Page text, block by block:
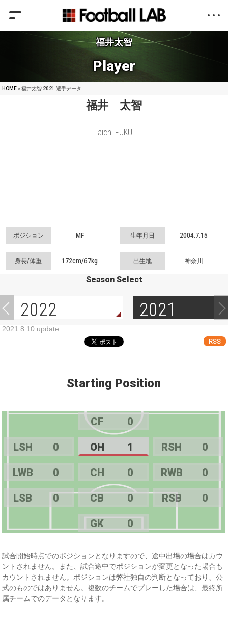
福井太智
Player
HOME» 福井太智 2021 選手データ
福井 太智
Taichi FUKUI
ポジション MF 生年月日 2004.7.15
身長/体重 172cm/67kg 出生地 神奈川
Season Select
2022 2021
2021.8.10 update
RSS
Starting Position
CF 0
LSH 0 OH 1 RSH 0
LWB 0 CH 0 RWB 0
LSB 0 CB 0 RSB 0
GK 0
試合開始時点でのポジションとなりますので、途中出場の場合はカウ
ントされません。また、試合途中でポジションが変更となった場合も
カウントされません。ポジションは弊社独自の判断となっており、公
式のものではありません。複数のチームでプレーした場合は、最終所
属チームでのデータとなります。